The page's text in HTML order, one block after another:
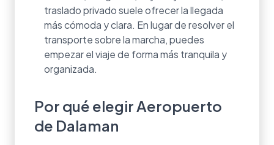
traslado privado suele ofrecer la llegada
más cómoda y clara. En lugar de resolver el
transporte sobre la marcha, puedes
empezar el viaje de forma más tranquila y
organizada.
Por qué elegir Aeropuerto
de Dalaman